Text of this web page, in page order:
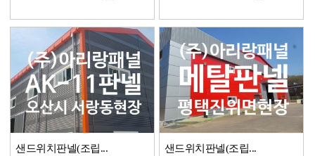
샌드위치판넬(조립... 샌드위치판넬(조립...